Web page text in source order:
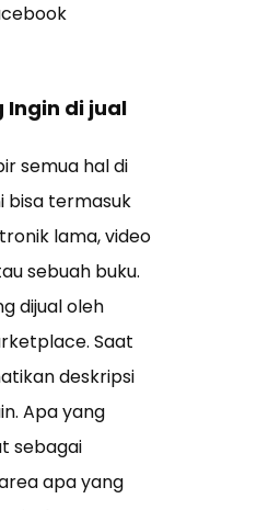
Ingin di jual
semua hal di
bisa termasuk
lama, video
sebuah buku.
dijual oleh
Saat
deskripsi
Apa yang
sebagai
apa yang